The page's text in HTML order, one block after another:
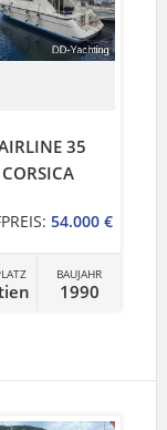
35
CORSICA
54.000 €
BAUJAHR
1990